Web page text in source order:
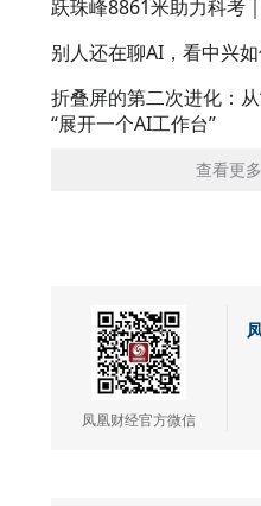
跃珠峰8861米助力科考
别人还在聊AI，看中兴
折叠屏的第二次进化：
“展开一个AI工作台”
查看更多
凤凰财经官方微信